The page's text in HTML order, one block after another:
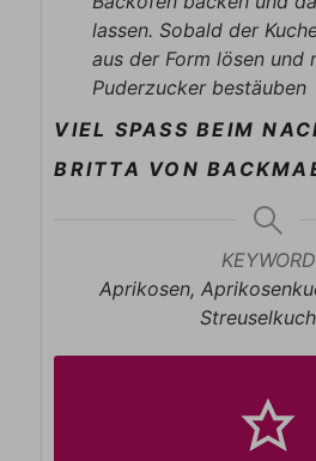
lassen. Sobald der
aus der Form lösen und
Puderzucker bestäuben
VIEL SPASS BEIM
BRITTA VON
KEYWORD
Aprikosen,